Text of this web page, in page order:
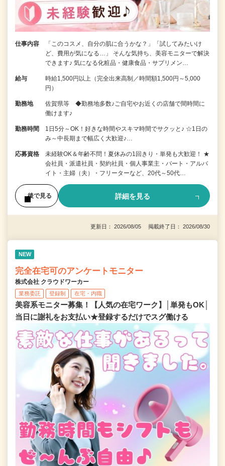
仕事内容
「このコスメ、自分の肌に合うかな？」「試してみたいけ
ど、費用が気になる…」 そんな気持ち、美容モニターで解決
できます♪ 気になる化粧品・健康食品・サプリメン…
給与
時給1,500円以上（完全出来高制／時間額1,500円～5,000
円）
勤務地
佐賀県等 ◆勤務地多数♪ご自宅やお近くの店舗で間時間に
働けます♪
勤務時間
1日5分～OK！好きな時間やスキマ時間でサクッと♪ ☆1日の
み～中長期まで幅広く大歓迎♪…
応募資格
未経験OK＆年齢不問！夏休みの1回きり・単発も大歓迎！ ★
会社員・派遣社員・契約社員・個人事業主・パート・アルバ
イト・主婦（夫）・フリーターなど、20代～50代…
後で見る 詳細を見る
更新日： 2026/08/05 掲載終了日： 2026/08/30
NEW
完全在宅可のアンケートモニター
株式会社 クラウドワーカー
業務委託 登録制 在宅・内職
美容系モニター募集！【人気の在宅ワーク】│単発もOK│
当日に謝礼をお支払い★登録するだけでスグ働ける